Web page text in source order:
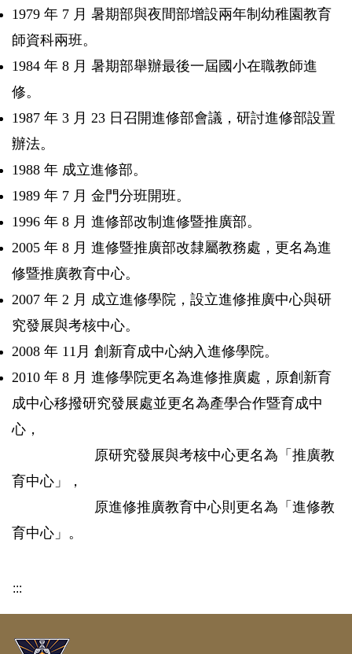
1979 年 7 月 暑期部與夜間部增設兩年制幼稚園教育
師資科兩班。
1984 年 8 月 暑期部舉辦最後一屆國小在職教師進
修。
1987 年 3 月 23 日召開進修部會議，研討進修部設置
辦法。
1988 年 成立進修部。
1989 年 7 月 金門分班開班。
1996 年 8 月 進修部改制進修暨推廣部。
2005 年 8 月 進修暨推廣部改隸屬教務處，更名為進
修暨推廣教育中心。
2007 年 2 月 成立進修學院，設立進修推廣中心與研
究發展與考核中心。
2008 年 11月 創新育成中心納入進修學院。
2010 年 8 月 進修學院更名為進修推廣處，原創新育
成中心移撥研究發展處並更名為產學合作暨育成中
心，
原研究發展與考核中心更名為「推廣教
育中心」，
原進修推廣教育中心則更名為「進修教
育中心」。
:::